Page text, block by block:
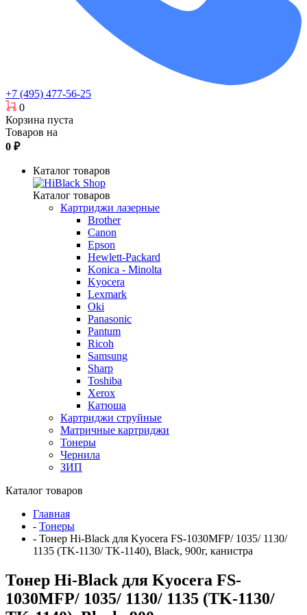
+7 (495) 477-56-25
0
Корзина пуста
Товаров на
0 ₽
Каталог товаров
Каталог товаров
Картриджи лазерные
Brother
Canon
Epson
Hewlett-Packard
Konica - Minolta
Kyocera
Lexmark
Oki
Panasonic
Pantum
Ricoh
Samsung
Sharp
Toshiba
Xerox
Катюша
Картриджи струйные
Матричные картриджи
Тонеры
Чернила
ЗИП
Каталог товаров
Главная
- Тонеры
- Тонер Hi-Black для Kyocera FS-1030MFP/ 1035/ 1130/
1135 (TK-1130/ TK-1140), Black, 900г, канистра
Тонер Hi-Black для Kyocera FS-
1030MFP/ 1035/ 1130/ 1135 (TK-1130/